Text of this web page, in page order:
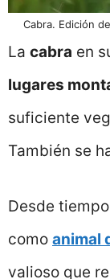
Cabra. Edición
La cabra en
lugares
suficiente
También se
Desde
como animal
valioso que